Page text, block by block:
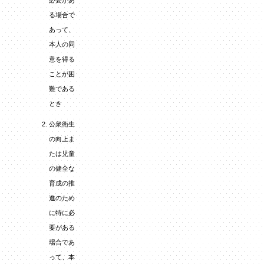
る場合で
あって、
本人の同
意を得る
ことが困
難である
とき
公衆衛生
の向上ま
たは児童
の健全な
育成の推
進のため
に特に必
要がある
場合であ
って、本